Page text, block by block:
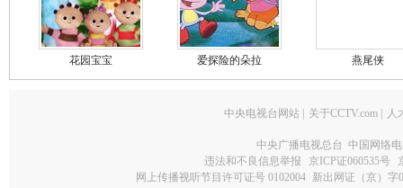
花园宝宝 爱探险的朵拉 燕尾侠
中央电视台网站 关于CCTV.com 人
中央广播电视总台 中国网络
违法和不良信息举报
京ICP证060535号
网上传播视听节目许可证号 0102004 新出网证（京）